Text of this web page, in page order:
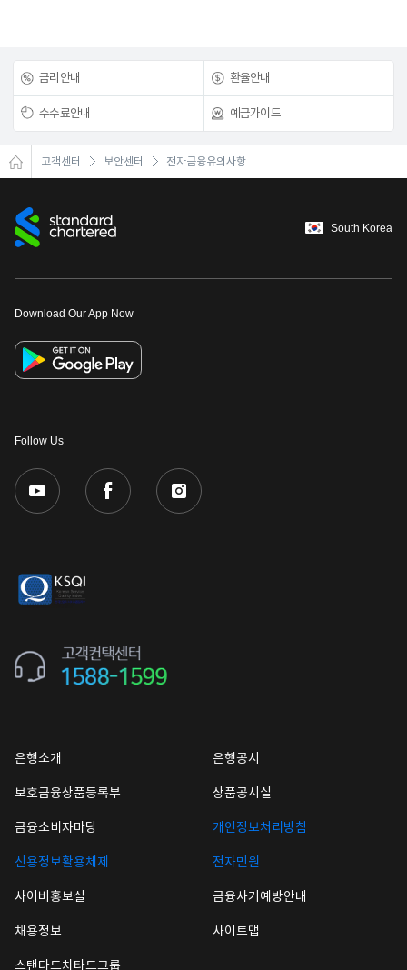
금리안내 환율안내
수수료안내 예금가이드
고객센터 보안센터 전자금융유의사항
South Korea
Download Our App Now
Follow Us
은행소개 은행공시
보호금융상품등록부 상품공시실
금융소비자마당 개인정보처리방침
신용정보활용체제 전자민원
사이버홍보실 금융사기예방안내
채용정보 사이트맵
스탠다드차타드그룹